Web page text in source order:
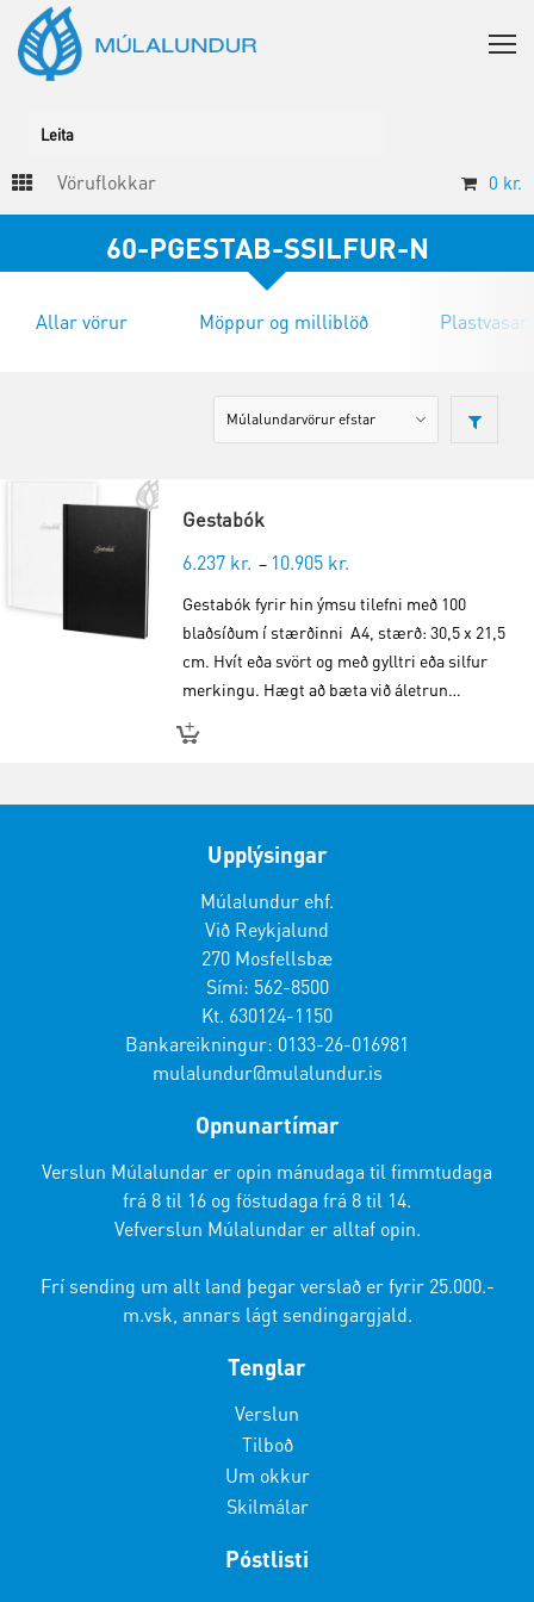
Vöruflokkar 0 kr.
60-PGESTAB-SSILFUR-N
Allar vörur Möppur og milliblöð
Gestabók
6.237 kr. – 10.905 kr.
through
10.905 kr.
Gestabók fyrir hin ýmsu tilefni með 100
blaðsíðum í stærðinni A4, stærð: 30,5 x 21,5
cm. Hvít eða svört og með gylltri eða silfur
merkingu. Hægt að bæta við áletrun…
Upplýsingar
Múlalundur ehf.
Við Reykjalund
270 Mosfellsbæ
Sími: 562-8500
Kt. 630124-1150
Bankareikningur: 0133-26-016981
mulalundur@mulalundur.is
Opnunartímar
Verslun Múlalundar er opin mánudaga til fimmtudaga
frá 8 til 16 og föstudaga frá 8 til 14.
Vefverslun Múlalundar er alltaf opin.
Frí sending um allt land þegar verslað er fyrir 25.000.-
m.vsk, annars lágt sendingargjald.
Tenglar
Verslun
Tilboð
Um okkur
Skilmálar
Póstlisti